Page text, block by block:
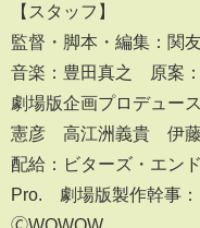
【スタッフ】
監督・脚本・編集：関
音楽：豊田真之 原案
劇場版企画プロデュー
憲彦 高江洲義貴 伊
配給：ビターズ・エ
Pro. 劇場版製作幹事
🄫WOWOW